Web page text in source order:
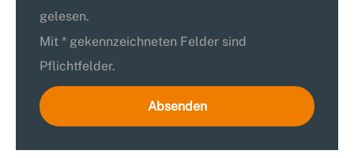
gelesen.
Mit * gekennzeichneten Felder sind
Pflichtfelder.
Absenden